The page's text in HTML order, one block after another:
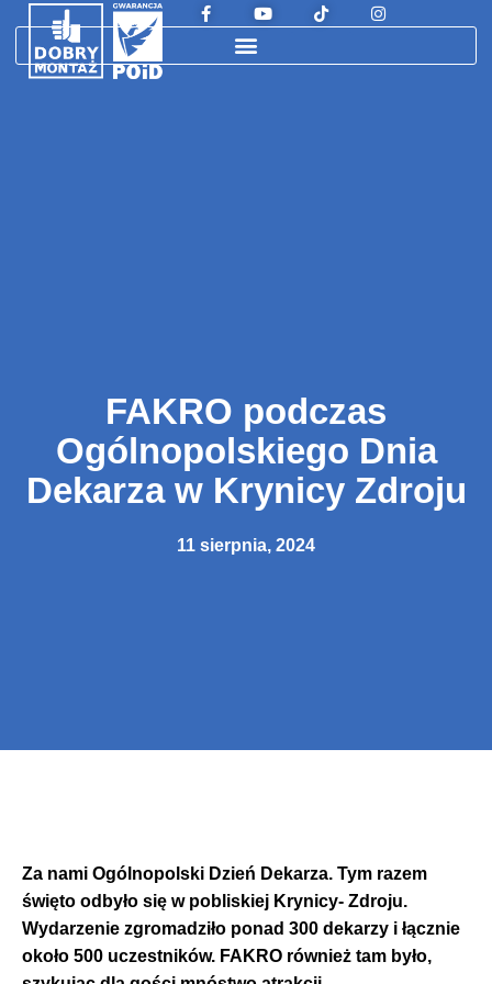
FAKRO podczas
Ogólnopolskiego Dnia
Dekarza w Krynicy Zdroju
11 sierpnia, 2024
Za nami Ogólnopolski Dzień Dekarza. Tym razem
święto odbyło się w pobliskiej Krynicy- Zdroju.
Wydarzenie zgromadziło ponad 300 dekarzy i łącznie
około 500 uczestników. FAKRO również tam było,